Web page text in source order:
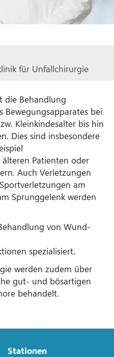
die Behandlung
Bewegungsapparates bei
Kleinkindesalter bis hin
Dies sind insbesondere
Patienten oder
Auch Verletzungen
am
Sprunggelenk werden
von Wund-
spezialisiert.
werden zudem über
gut- und bösartigen
behandelt.
für Unfallchirurgie
Stationen